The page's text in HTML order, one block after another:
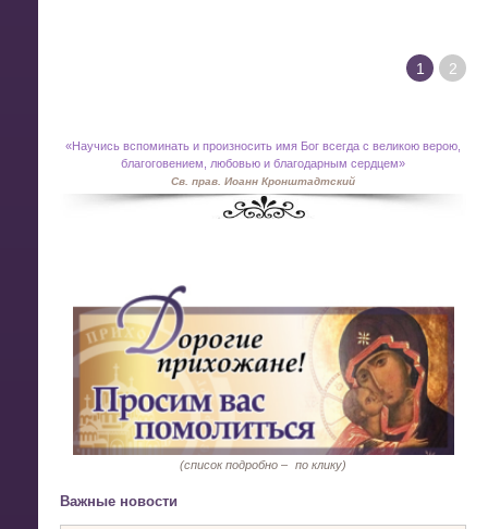
1 2
«Научись вспоминать и произносить имя Бог всегда с великою верою,
благоговением, любовью и благодарным сердцем»
Св. прав. Иоанн Кронштадтский
(список подробно – по клику)
Важные новости